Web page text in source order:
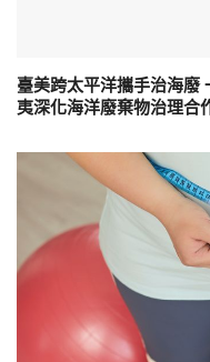
臺美跨太平洋攜手治海
夷深化海洋廢棄物治理合